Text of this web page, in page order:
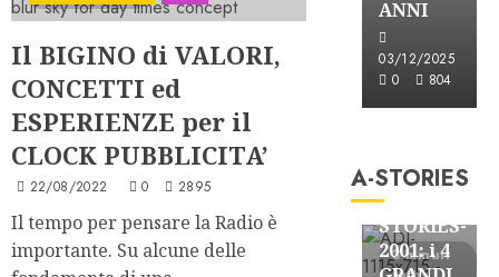
Il BIGINO di VALORI,
CONCETTI ed
ESPERIENZE per il
CLOCK PUBBLICITA’
22/08/2022 0 2895
Il tempo per pensare la Radio è
importante. Su alcune delle
ANNI
03/12/2025
0
804
A-STORIES
3 minuti
FREE
A-
STORIES-
2001: i 4